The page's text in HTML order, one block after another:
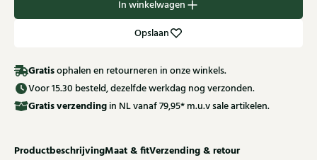
In winkelwagen
Opslaan
Gratisophalen en retourneren in onze winkels.
Voor 15.30 besteld, dezelfde werkdag nog verzonden.
Gratisverzending in NL vanaf 79,95* m.u.v sale artikelen.
ProductbeschrijvingMaat & fitVerzending & retour